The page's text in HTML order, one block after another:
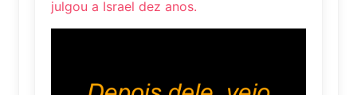
julgou a Israel dez anos.